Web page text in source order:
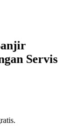
Servis